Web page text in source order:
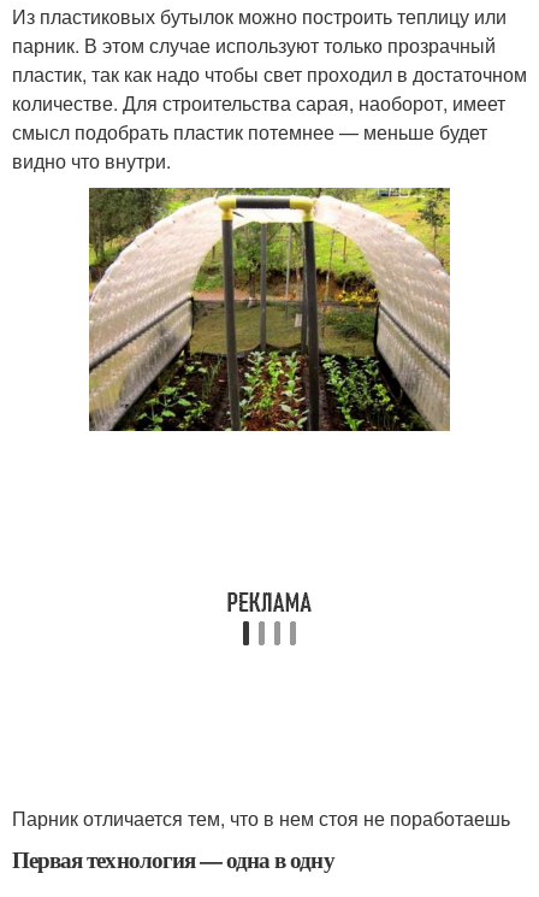
Из пластиковых бутылок можно построить теплицу или
парник. В этом случае используют только прозрачный
пластик, так как надо чтобы свет проходил в достаточном
количестве. Для строительства сарая, наоборот, имеет
смысл подобрать пластик потемнее — меньше будет
видно что внутри.
Парник отличается тем, что в нем стоя не поработаешь
Первая технология — одна в одну